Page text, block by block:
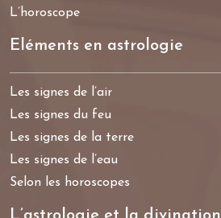
L’horoscope
Eléments en astrologie
Les signes de l’air
Les signes du feu
Les signes de la terre
Les signes de l’eau
Selon les horoscopes